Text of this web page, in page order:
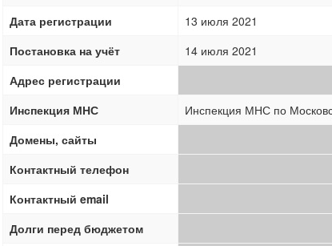
Дата регистрации
13 июля 2021
Постановка на учёт
14 июля 2021
Адрес регистрации
Инспекция МНС
Инспекция МНС по
Домены, сайты
Контактный телефон
Контактный email
Долги перед бюджетом